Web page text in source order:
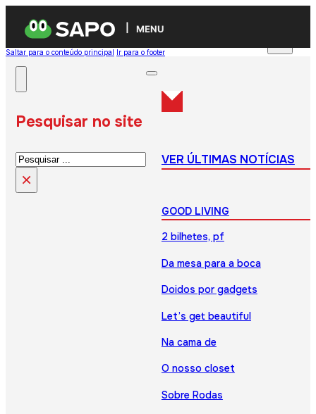
MENU
Saltar para o conteúdo principal Ir para o footer
Pesquisar no site
Pesquisar
×
VER ÚLTIMAS NOTÍCIAS
GOOD LIVING
2 bilhetes, pf
Da mesa para a boca
Doidos por gadgets
Let’s get beautiful
Na cama de
O nosso closet
Sobre Rodas